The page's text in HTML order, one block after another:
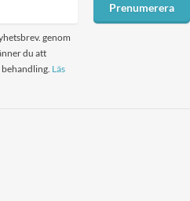
genom
du att
Läs
Prenumerera